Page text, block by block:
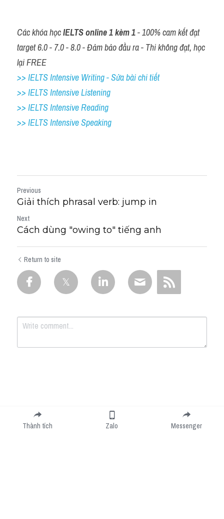
Các khóa học IELTS online 1 kèm 1 - 100% cam kết đạt
target 6.0 - 7.0 - 8.0 - Đảm bảo đầu ra - Thi không đạt, học
lại FREE
>> IELTS Intensive Writing - Sửa bài chi tiết
>> IELTS Intensive Listening
>> IELTS Intensive Reading
>> IELTS Intensive Speaking
Previous
Giải thích phrasal verb: jump in
Next
Cách dùng "owing to" tiếng anh
Return to site
Submit
Thành tích Zalo Messenger